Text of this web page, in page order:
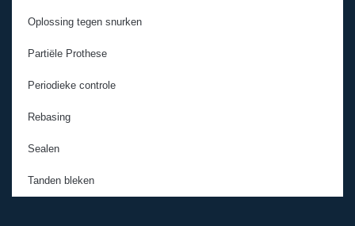
Oplossing tegen snurken
Partiële Prothese
Periodieke controle
Rebasing
Sealen
Tanden bleken